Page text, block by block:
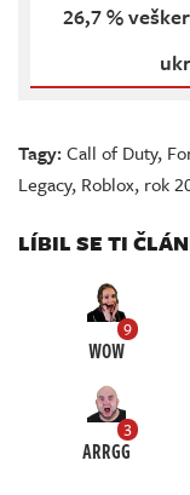
26,7 %
Tagy:Call of Duty,
Legacy, Roblox, rok
LÍBIL SE TI
9
WOW
3
ARRGG